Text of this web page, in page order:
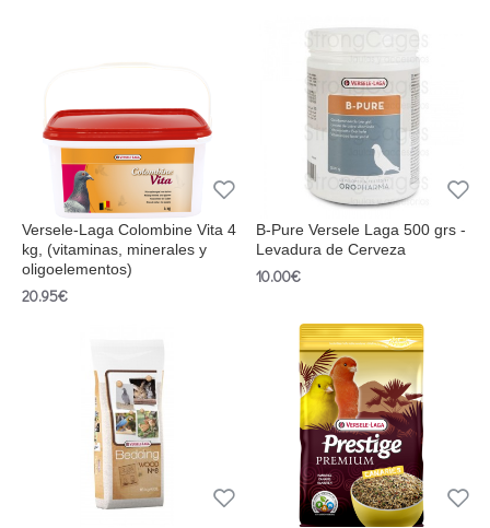
Versele-Laga Colombine Vita 4
kg, (vitaminas, minerales y
oligoelementos)
20.95€
B-Pure Versele Laga 500 grs -
Levadura de Cerveza
10.00€